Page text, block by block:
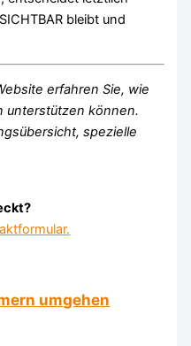
bleibt und
erfahren Sie, wie
unterstützen können.
spezielle
umgehen